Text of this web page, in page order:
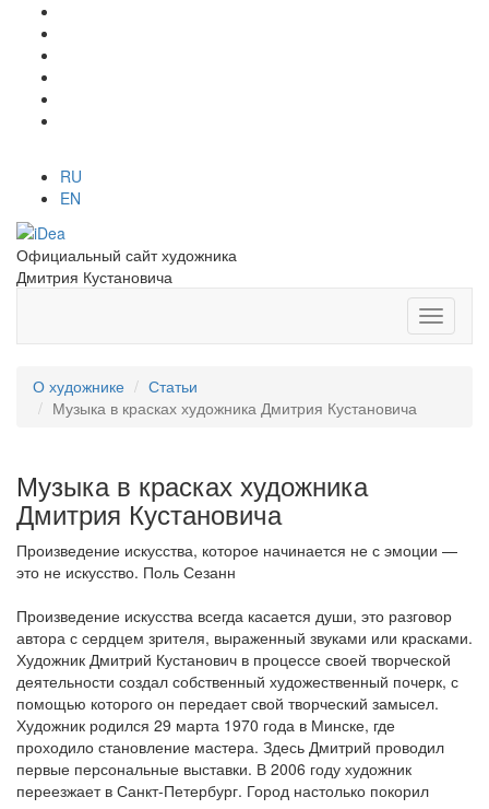
RU
EN
Официальный сайт художника
Дмитрия Кустановича
О художнике
Статьи
Музыка в красках художника Дмитрия Кустановича
Музыка в красках художника
Дмитрия Кустановича
Произведение искусства, которое начинается не с эмоции —
это не искусство. Поль Сезанн
Произведение искусства всегда касается души, это разговор
автора с сердцем зрителя, выраженный звуками или красками.
Художник Дмитрий Кустанович в процессе своей творческой
деятельности создал собственный художественный почерк, с
помощью которого он передает свой творческий замысел.
Художник родился 29 марта 1970 года в Минске, где
проходило становление мастера. Здесь Дмитрий проводил
первые персональные выставки. В 2006 году художник
переезжает в Санкт-Петербург. Город настолько покорил